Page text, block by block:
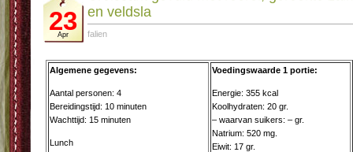
23
Apr
en veldsla
falien
Algemene gegevens:
Aantal personen: 4
Bereidingstijd: 10 minuten
Wachttijd: 15 minuten
Lunch
Voedingswaarde 1 portie:
Energie: 355 kcal
Koolhydraten: 20 gr.
– waarvan suikers: – gr.
Natrium: 520 mg.
Eiwit: 17 gr.